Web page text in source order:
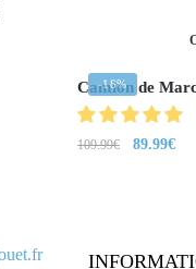
-18%
Camion de
109.99€ 89.99€